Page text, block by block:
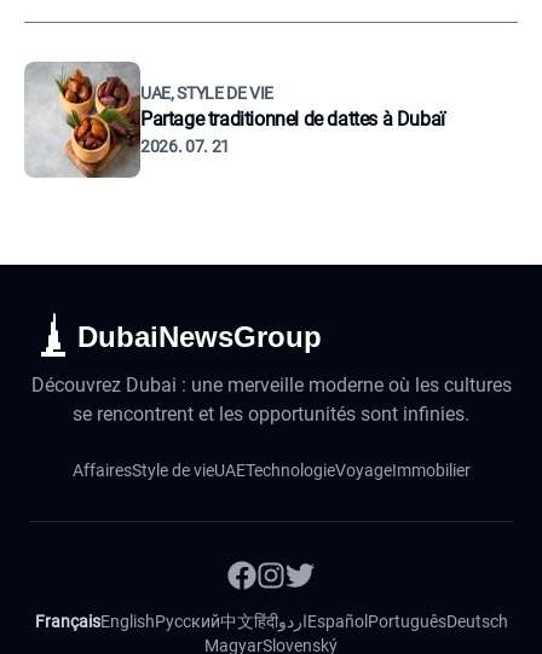
UAE, STYLE DE VIE
Partage traditionnel de dattes à Dubaï
2026. 07. 21
DubaiNewsGroup
Découvrez Dubai : une merveille moderne où les cultures
se rencontrent et les opportunités sont infinies.
AffairesStyle de vieUAETechnologieVoyageImmobilier
FrançaisEnglishРусский中文हिंदीاردوEspañol PortuguêsDeutsch
MagyarSlovenský